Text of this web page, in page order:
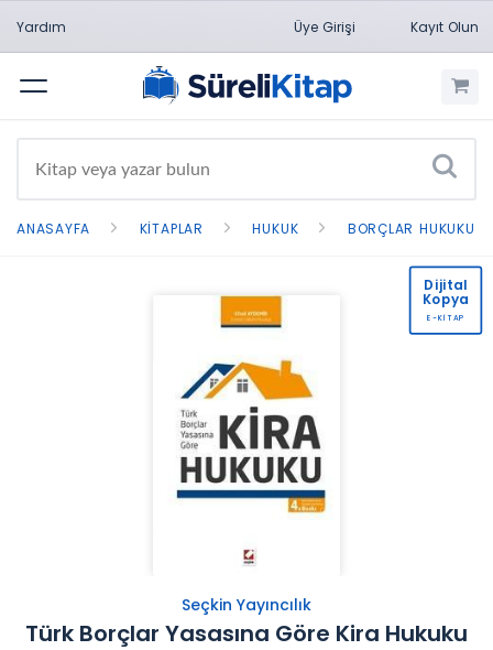
Yardım Üye Girişi Kayıt Olun
Menü
ANASAYFA KITAPLAR HUKUK BORÇLAR HUKUKU
Seçkin Yayıncılık
Türk Borçlar Yasasına Göre Kira Hukuku
Dijital
Kopya
E-KİTAP